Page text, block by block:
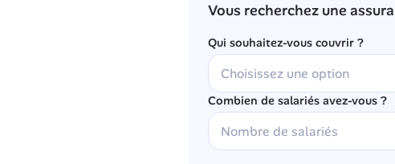
Vous recherchez une
Qui souhaitez-vous couvrir ?
Combien de salariés avez-vous ?